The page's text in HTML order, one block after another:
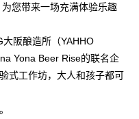
您带来一场充满体验乐趣
阪酿造所（YAHHO
Yona Beer Rise的联名企
式工作坊，大人和孩子都可